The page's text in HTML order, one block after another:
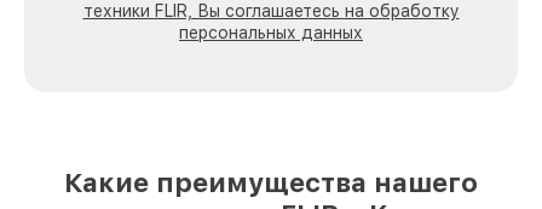
техники FLIR, Вы соглашаетесь на обработку
персональных данных
Какие преимущества нашего